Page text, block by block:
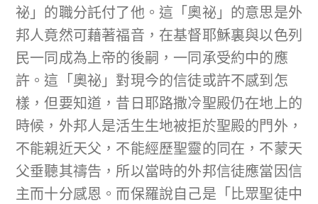
祕」的職分託付了他。這「奧祕」的意思是外
邦人竟然可藉著福音，在基督耶穌裏與以色列
民一同成為上帝的後嗣，一同承受約中的應
許。這「奧祕」對現今的信徒或許不感到怎
樣，但要知道，昔日耶路撒冷聖殿仍在地上的
時候，外邦人是活生生地被拒於聖殿的門外，
不能親近天父，不能經歷聖靈的同在，不蒙天
父垂聽其禱告，所以當時的外邦信徒應當因信
主而十分感恩。而保羅說自己是「比眾聖徒中